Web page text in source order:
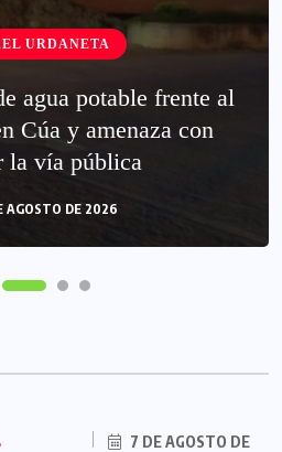
URDANETA
agua potable frente al
Cúa y amenaza con
la vía pública
AGOSTO DE 2026
7 DE AGOSTO DE